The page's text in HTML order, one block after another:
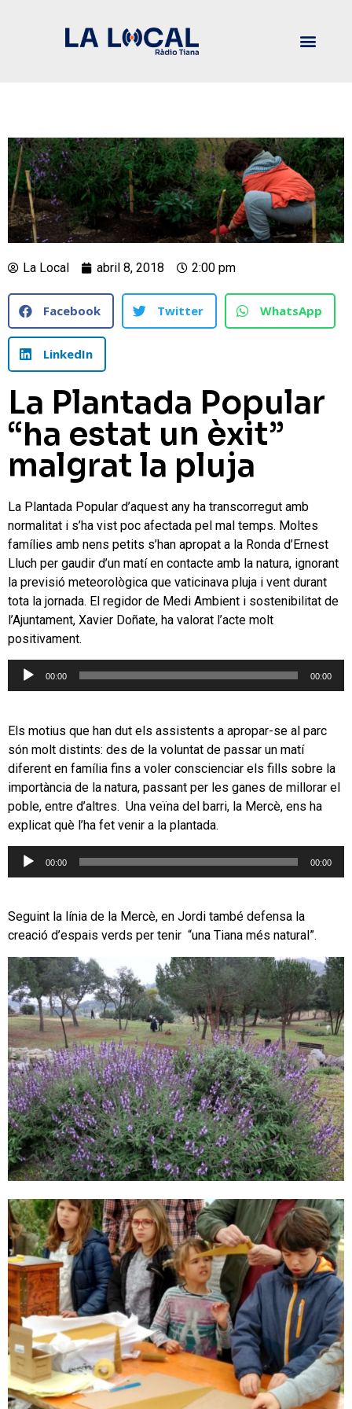
La Local abril 8, 2018 2:00 pm
Facebook Twitter WhatsApp
LinkedIn
La Plantada Popular
“ha estat un èxit”
malgrat la pluja
La Plantada Popular d’aquest any ha transcorregut amb
normalitat i s’ha vist poc afectada pel mal temps. Moltes
famílies amb nens petits s’han apropat a la Ronda d’Ernest
Lluch per gaudir d’un matí en contacte amb la natura, ignorant
la previsió meteorològica que vaticinava pluja i vent durant
tota la jornada. El regidor de Medi Ambient i sostenibilitat de
l’Ajuntament, Xavier Doñate, ha valorat l’acte molt
positivament.
Reproductor
00:00 00:00
Els motius que han dut els assistents a apropar-se al parc
són molt distints: des de la voluntat de passar un matí
diferent en família fins a voler conscienciar els fills sobre la
importància de la natura, passant per les ganes de millorar el
poble, entre d’altres. Una veïna del barri, la Mercè, ens ha
explicat què l’ha fet venir a la plantada.
Reproductor
00:00 00:00
Seguint la línia de la Mercè, en Jordi també defensa la
creació d’espais verds per tenir “una Tiana més natural”.